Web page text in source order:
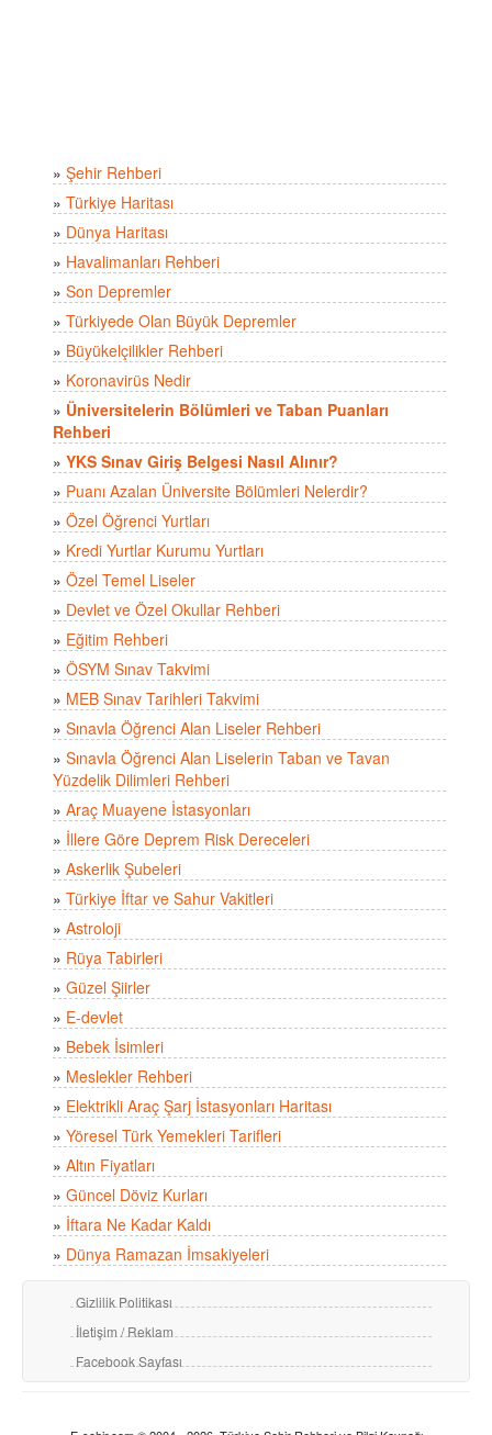
» Şehir Rehberi
» Türkiye Haritası
» Dünya Haritası
» Havalimanları Rehberi
» Son Depremler
» Türkiyede Olan Büyük Depremler
» Büyükelçilikler Rehberi
» Koronavirüs Nedir
» Üniversitelerin Bölümleri ve Taban Puanları
Rehberi
» YKS Sınav Giriş Belgesi Nasıl Alınır?
» Puanı Azalan Üniversite Bölümleri Nelerdir?
» Özel Öğrenci Yurtları
» Kredi Yurtlar Kurumu Yurtları
» Özel Temel Liseler
» Devlet ve Özel Okullar Rehberi
» Eğitim Rehberi
» ÖSYM Sınav Takvimi
» MEB Sınav Tarihleri Takvimi
» Sınavla Öğrenci Alan Liseler Rehberi
» Sınavla Öğrenci Alan Liselerin Taban ve Tavan
Yüzdelik Dilimleri Rehberi
» Araç Muayene İstasyonları
» İllere Göre Deprem Risk Dereceleri
» Askerlik Şubeleri
» Türkiye İftar ve Sahur Vakitleri
» Astroloji
» Rüya Tabirleri
» Güzel Şiirler
» E-devlet
» Bebek İsimleri
» Meslekler Rehberi
» Elektrikli Araç Şarj İstasyonları Haritası
» Yöresel Türk Yemekleri Tarifleri
» Altın Fiyatları
» Güncel Döviz Kurları
» İftara Ne Kadar Kaldı
» Dünya Ramazan İmsakiyeleri
Gizlilik Politikası
İletişim / Reklam
Facebook Sayfası